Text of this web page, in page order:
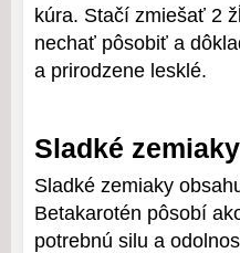
kúra. Stačí zmiešať 2
nechať pôsobiť a
a prirodzene lesklé.
Sladké zemiaky
Sladké zemiaky
Betakarotén pôsobí
potrebnú silu a